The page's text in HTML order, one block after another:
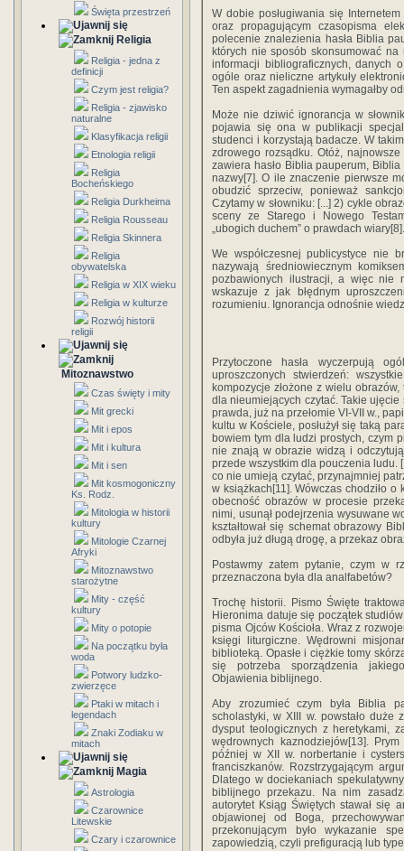
Święta przestrzeń
Religia
Religia - jedna z
definicji
Czym jest religia?
Religia - zjawisko
naturalne
Klasyfikacja religii
Etnologia religii
Religia
Bocheńskiego
Religia Durkheima
Religia Rousseau
Religia Skinnera
Religia
obywatelska
Religia w XIX wieku
Religia w kulturze
Rozwój historii
religii
Mitoznawstwo
Czas święty i mity
Mit grecki
Mit i epos
Mit i kultura
Mit i sen
Mit kosmogoniczny
Ks. Rodz.
Mitologia w historii
kultury
Mitologie Czarnej
Afryki
Mitoznawstwo
starożytne
Mity - część
kultury
Mity o potopie
Na początku była
woda
Potwory ludzko-
zwierzęce
Ptaki w mitach i
legendach
Znaki Zodiaku w
mitach
Magia
Astrologia
Czarownice
Litewskie
Czary i czarownice
W dobie posługiwania się
oraz propagującym czasopisma
polecenie znalezienia hasła Biblia
których nie sposób skonsumować
informacji bibliograficznych, danych
ogóle oraz nieliczne artykuły
Ten aspekt zagadnienia wymagałby
Może nie dziwić ignorancja w
pojawia się ona w publikacji
studenci i korzystają badacze. W
zdrowego rozsądku. Otóż,
zawiera hasło Biblia pauperum,
nazwy[7]. O ile znaczenie pierwsze
obudzić sprzeciw, ponieważ
Czytamy w słowniku: [...] 2) cykle
sceny ze Starego i Nowego
„ubogich duchem” o prawdach wiary[8].
We współczesnej publicystyce nie
nazywają średniowiecznym
pozbawionych ilustracji, a więc nie
wskazuje z jak błędnym
rozumieniu. Ignorancja odnośnie
Przytoczone hasła wyczerpują
uproszczonych stwierdzeń:
kompozycje złożone z wielu
dla nieumiejących czytać. Takie
prawda, już na przełomie VI-VII w.,
kultu w Kościele, posłużył się taką
bowiem tym dla ludzi prostych, czym
nie znają w obrazie widzą i
przede wszystkim dla pouczenia ludu.
co nie umieją czytać, przynajmniej
w książkach[11]. Wówczas chodziło
obecność obrazów w procesie
nimi, usunął podejrzenia wysuwane
kształtował się schemat obrazowy
odbyła już długą drogę, a przekaz
Postawmy zatem pytanie, czym w
przeznaczona była dla analfabetów?
Trochę historii. Pismo Święte
Hieronima datuje się początek
pisma Ojców Kościoła. Wraz z
księgi liturgiczne. Wędrowni
biblioteką. Opasłe i ciężkie tomy
się potrzeba sporządzenia
Objawienia biblijnego.
Aby zrozumieć czym była Biblia
scholastyki, w XIII w. powstało duże
dysput teologicznych z heretykami,
wędrownych kaznodziejów[13].
później w XII w. norbertanie i
franciszkanów. Rozstrzygającym
Dlatego w dociekaniach
biblijnego przekazu. Na nim
autorytet Ksiąg Świętych stawał się
objawionej od Boga,
przekonującym było wykazanie
zapowiedzią, czyli prefiguracją lub